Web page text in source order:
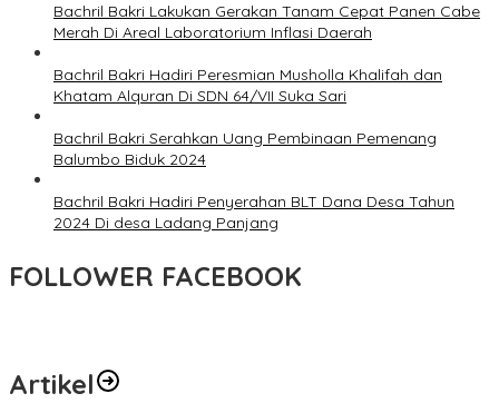
Bachril Bakri Lakukan Gerakan Tanam Cepat Panen Cabe
Merah Di Areal Laboratorium Inflasi Daerah
Bachril Bakri Hadiri Peresmian Musholla Khalifah dan
Khatam Alquran Di SDN 64/VII Suka Sari
Bachril Bakri Serahkan Uang Pembinaan Pemenang
Balumbo Biduk 2024
Bachril Bakri Hadiri Penyerahan BLT Dana Desa Tahun
2024 Di desa Ladang Panjang
FOLLOWER FACEBOOK
Artikel